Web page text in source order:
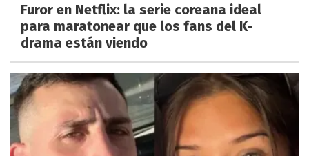
Furor en Netflix: la serie coreana ideal
para maratonear que los fans del K-
drama están viendo